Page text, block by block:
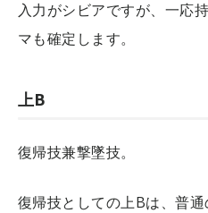
入力がシビアですが、一応
マも確定します。
上B
復帰技兼撃墜技。
復帰技としての上Bは、普